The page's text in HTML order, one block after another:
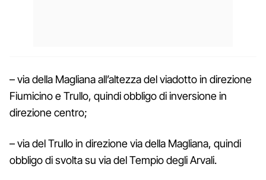
– via della Magliana all’altezza del viadotto in direzione
Fiumicino e Trullo, quindi obbligo di inversione in
direzione centro;
– via del Trullo in direzione via della Magliana, quindi
obbligo di svolta su via del Tempio degli Arvali.